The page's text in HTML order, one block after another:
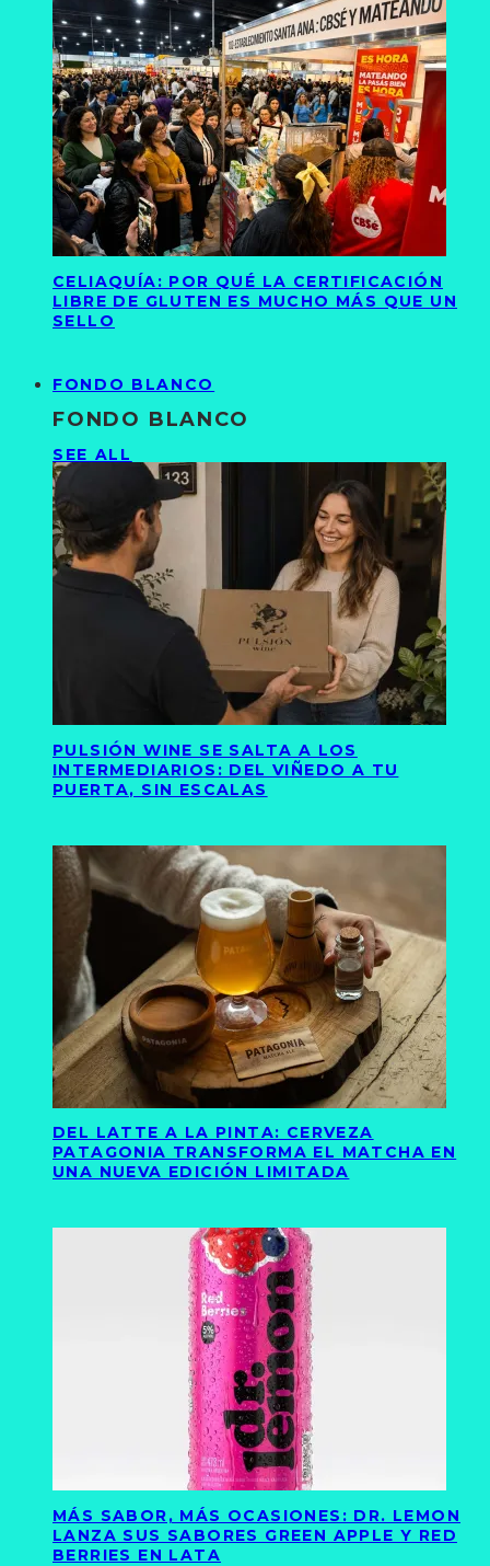
CELIAQUÍA: POR QUÉ LA CERTIFICACIÓN
LIBRE DE GLUTEN ES MUCHO MÁS QUE UN
SELLO
FONDO BLANCO
FONDO BLANCO
SEE ALL
PULSIÓN WINE SE SALTA A LOS
INTERMEDIARIOS: DEL VIÑEDO A TU
PUERTA, SIN ESCALAS
DEL LATTE A LA PINTA: CERVEZA
PATAGONIA TRANSFORMA EL MATCHA EN
UNA NUEVA EDICIÓN LIMITADA
MÁS SABOR, MÁS OCASIONES: DR. LEMON
LANZA SUS SABORES GREEN APPLE Y RED
BERRIES EN LATA